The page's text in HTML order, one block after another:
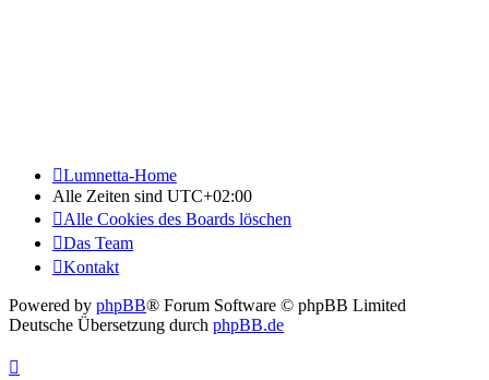
Lumnetta-Home
Alle Zeiten sind UTC+02:00
Alle Cookies des Boards löschen
Das Team
Kontakt
Powered by phpBB® Forum Software © phpBB Limited
Deutsche Übersetzung durch phpBB.de